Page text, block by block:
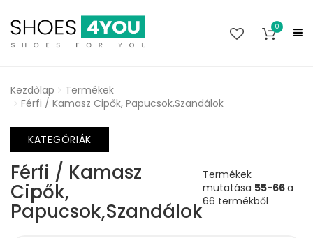
0
Kezdőlap
Termékek
Férfi / Kamasz Cipők, Papucsok,Szandálok
KATEGÓRIÁK
Férfi / Kamasz
Cipők,
Papucsok,Szandálok
Termékek
mutatása 55-66a
66 termékből